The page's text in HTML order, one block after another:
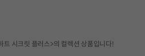
트 시크릿 플러스>의 컬렉션 상품입니다!